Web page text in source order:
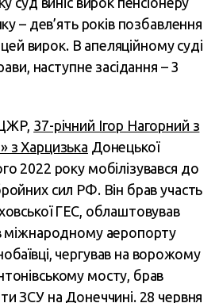
– дев’ять років позбавлення
вирок. В апеляційному суді
наступне засідання – 3
37-річний Ігор Нагорний з
з Харцизька Донецької
2022 року мобілізувався до
сил РФ. Він брав участь
ГЕС, облаштовував
міжнародному аеропорту
чергував на ворожому
мосту, брав
ЗСУ на Донеччині. 28 червня